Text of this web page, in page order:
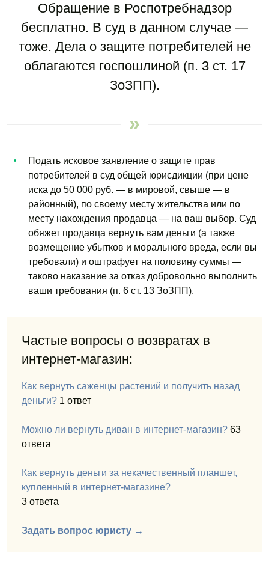
Обращение в Роспотребнадзор
бесплатно. В суд в данном случае —
тоже. Дела о защите потребителей не
облагаются госпошлиной (п. 3 ст. 17
ЗоЗПП).
Подать исковое заявление о защите прав
потребителей в суд общей юрисдикции (при цене
иска до 50 000 руб. — в мировой, свыше — в
районный), по своему месту жительства или по
месту нахождения продавца — на ваш выбор. Суд
обяжет продавца вернуть вам деньги (а также
возмещение убытков и морального вреда, если вы
требовали) и оштрафует на половину суммы —
таково наказание за отказ добровольно выполнить
ваши требования (п. 6 ст. 13 ЗоЗПП).
Частые вопросы о возвратах в
интернет-магазин:
Как вернуть саженцы растений и получить назад
деньги? 1 ответ
Можно ли вернуть диван в интернет-магазин? 63
ответа
Как вернуть деньги за некачественный планшет,
купленный в интернет-магазине?
3 ответа
Задать вопрос юристу →